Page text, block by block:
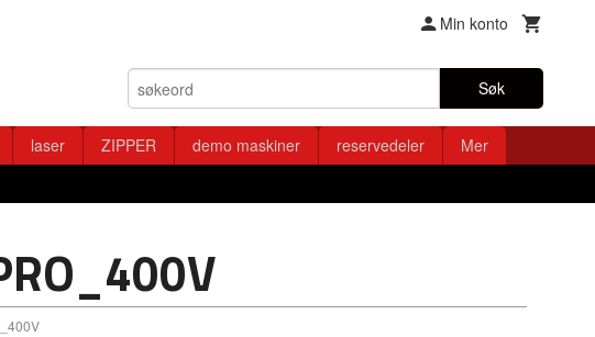
Min konto
Søk
laser ZIPPER demo maskiner reservedeler Mer